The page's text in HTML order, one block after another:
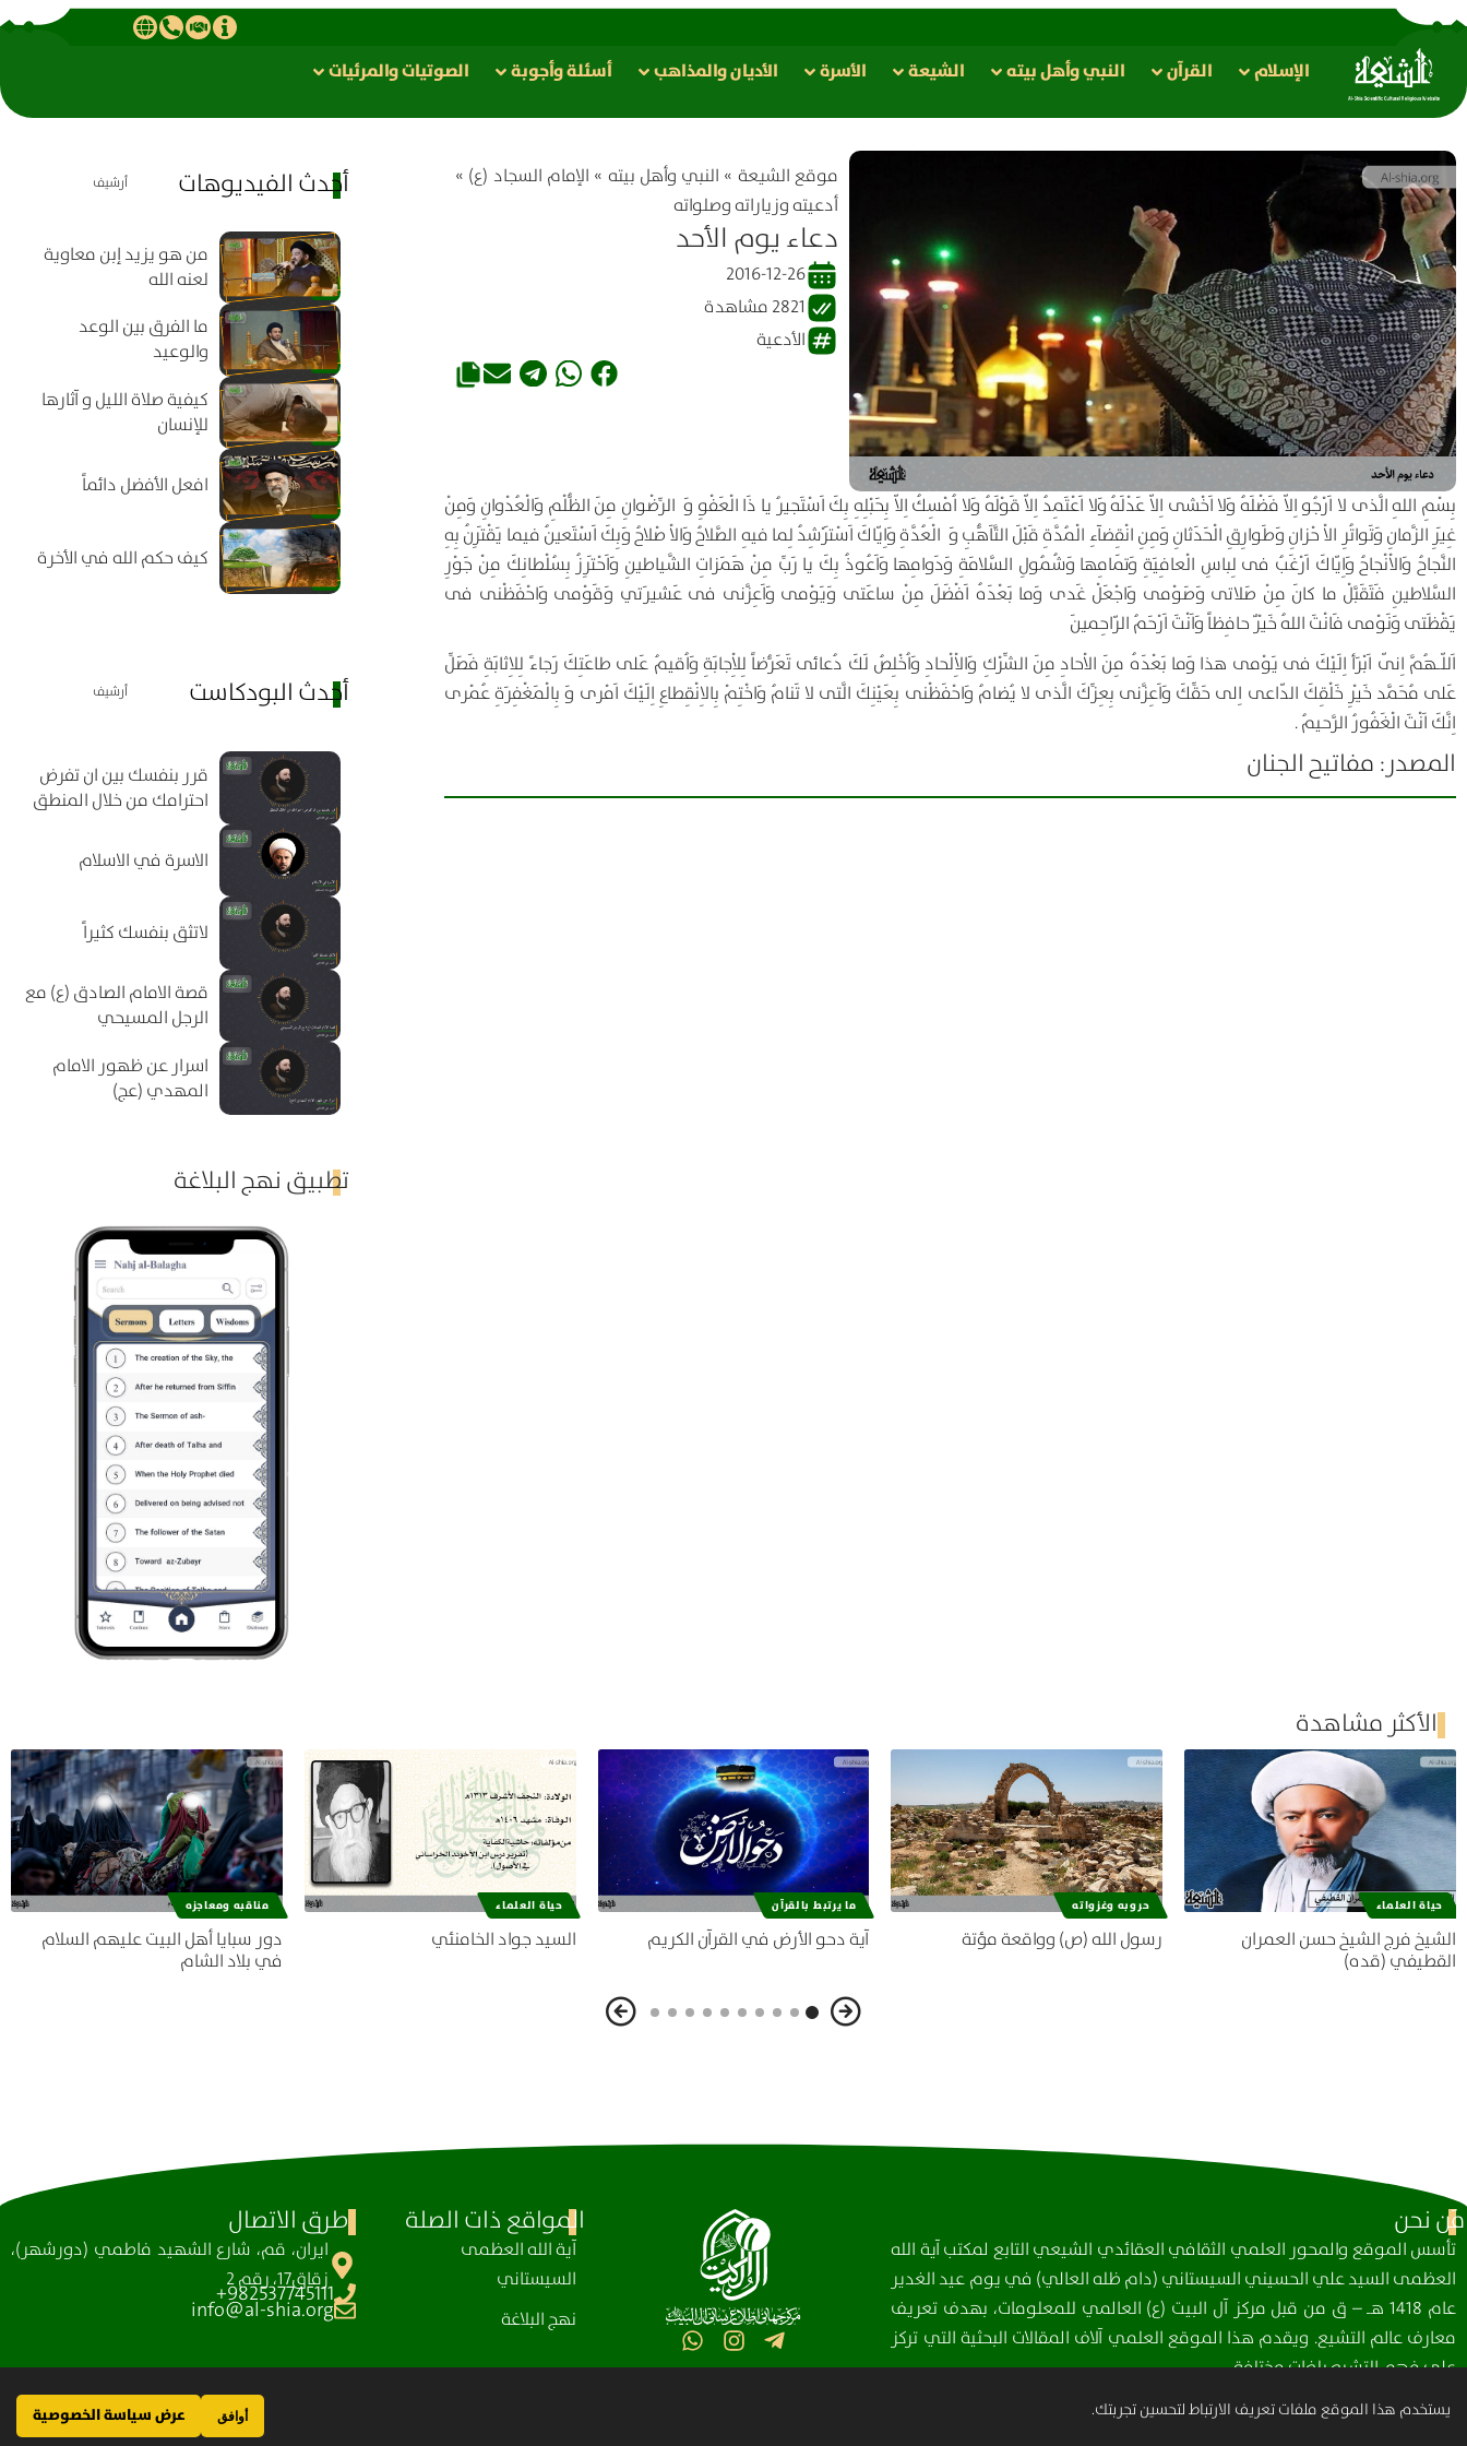
الإسلام القرآن النبي وأهل بيته الشيعة الأسرة الأدیان والمذاهب أسئلة وأجوبة الصوتیات والمرئیات
موقع الشیعة » النبي وأهل بيته » الإمام السجاد (ع) »
أدعيته وزياراته وصلواته
دعاء يوم الأحد
2016-12-26
2821 مشاهدة
الأدعية
بِسْمِ اللهِ الَّذى لا اَرْجُو اِلاّ فَضْلَهُ وَلا اَخْشى اِلاّ عَدْلَهُ وَلا اَعْتَمِدُ اِلاّ قَوْلَهُ وَلا اُمْسِكُ اِلاّ بِحَبْلِهِ بِكَ اَسْتَجيرُ يا ذَا الْعَفْوِ وَ الرِّضْوانِ مِنَ الظُّلْمِ وَالْعُدْوانِ وَمِنْ
غِيَرِ الزَّمانِ وَتَواتُرِ الاْ حْزانِ وَطَوارِقِ الْحَدَثانِ وَمِنِ انْقِضآءِ الْمُدَّةِ قَبْلَ التَّاَهُّبِ وَ الْعُدَّةِ وَاِيّاكَ اَسْتَرْشِدُ لِما فيهِ الصَّلاحُ وَالاْ صْلاحُ وَبِكَ اَسْتَعينُ فيما يَقْتَرِنُ بِهِ
النَّجاحُ وَالاْنْجاحُ وَاِيّاكَ اَرْغَبُ فى لِباسِ الْعافِيَةِ وَتَمامِها وَشُمُولِ السَّلامَةِ وَدَوامِها وَاَعُوذُ بِكَ يا رَبِّ مِنْ هَمَزاتِ الشَّياطينِ وَاَحْتَرِزُ بِسُلْطانِكَ مِنْ جَوْرِ
السَّلاطينِ فَتَقَبَّلْ ما كانَ مِنْ صَلاتى وَصَوْمى وَاجْعَلْ غَدى وَما بَعْدَهُ اَفْضَلَ مِنْ ساعَتى وَيَوْمى وَاَعِزَّنى فى عَشيرَتي وَقَوْمى وَاحْفَظْنى فى
يَقْظَتى وَنَوْمى فَانْتَ اللهُ خَيْرٌ حافِظاً وَاَنْتَ اَرْحَمُ الرّاحِمينَ
اَللّـهُمَّ اِنّى اَبْرَأ اِلَيْكَ فى يَوْمى هذا وَما بَعْدَهُ مِنَ الاْحادِ مِنَ الشِّرْكِ وَالاِْلْحادِ وَاُخْلِصُ لَكَ دُعائى تَعَرُّضاً لِلاِْجابَةِ وَاُقيمُ عَلى طاعَتِكَ رَجاءً لِلاِثابَةِ فَصَلِّ
عَلى مُحَمَّد خَيْرِ خَلْقِكَ الدّاعى اِلى حَقِّكَ وَاَعِزَّنى بِعِزِّكَ الَّذى لا يُضامُ وَاحْفَظْنى بِعَيْنِكَ الَّتى لا تَنامُ وَاخْتِمْ بِالاِنْقِطاعِ اِلَيْكَ اَمْرى وَ بِالْمَغْفِرَةِ عُمْرى
اِنَّكَ اَنْتَ الْغَفُورُ الرَّحيمُ .
المصدر: مفاتيح الجنان
أحدث الفيديوهات أرشيف
من هو يزيد إبن معاوية
لعنه الله
ما الفرق بين الوعد
والوعيد
كيفية صلاة الليل و آثارها
للإنسان
افعل الأفضل دائماً
كيف حكم الله في الأخرة
أحدث البودكاست أرشيف
قرر بنفسك بين ان تفرض
احترامك من خلال المنطق
الاسرة في الاسلام
لاتثق بنفسك كثيراً
قصة الامام الصادق (ع) مع
الرجل المسيحي
اسرار عن ظهور الامام
المهدي (عج)
تطبيق نهج البلاغة
الأكثر مشاهدة
حياة العلماء
الشيخ فرج الشيخ حسن العمران
القطيفي (قده)
حروبه وغزواته
رسول الله (ص) وواقعة مؤتة
ما يرتبط بالقرآن
آية دحو الأرض في القرآن الكريم
حياة العلماء
السيد جواد الخامنئي
مناقبه ومعاجزه
دور سبايا أهل البيت عليهم السلام
في بلاد الشام
مَن نحن
تأسس الموقع والمحور العلمي الثقافي العقائدي الشيعي التابع لمكتب آية الله
العظمى السيد علي الحسيني السيستاني (دام ظله العالي) في يوم عيد الغدير
عام 1418 هـ – ق من قبل مركز آل البيت (ع) العالمي للمعلومات، بهدف تعريف
معارف عالم التشيع. ويقدم هذا الموقع العلمي آلاف المقالات البحثية التي تركز
على فهم التشيع بلغات مختلفة.
المواقع ذات الصلة
آیة الله العظمی
السيستاني
نهج البلاغة
طرق الاتصال
ايران، قم، شارع الشهيد فاطمي (دورشهر)،
زقاق17، رقم 2
982537745111+
info@al-shia.org
يستخدم هذا الموقع ملفات تعريف الارتباط لتحسين تجربتك. أوافق عرض سياسة الخصوصية